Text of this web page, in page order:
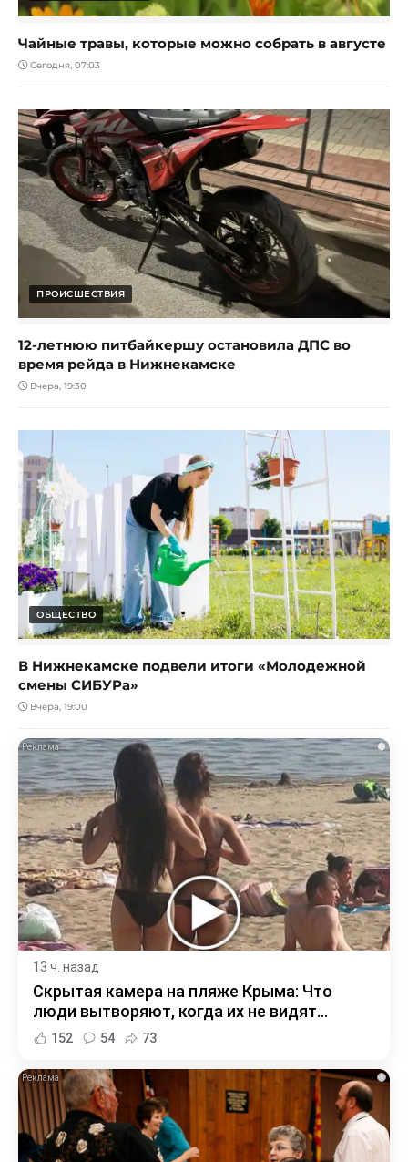
Чайные травы, которые можно собрать в августе
Сегодня, 07:03
ПРОИСШЕСТВИЯ
12-летнюю питбайкершу остановила ДПС во
время рейда в Нижнекамске
Вчера, 19:30
ОБЩЕСТВО
В Нижнекамске подвели итоги «Молодежной
смены СИБУРа»
Вчера, 19:00
i
13 ч. назад
Скрытая камера на пляже Крыма: Что
люди вытворяют, когда их не видят...
152 54 73
i